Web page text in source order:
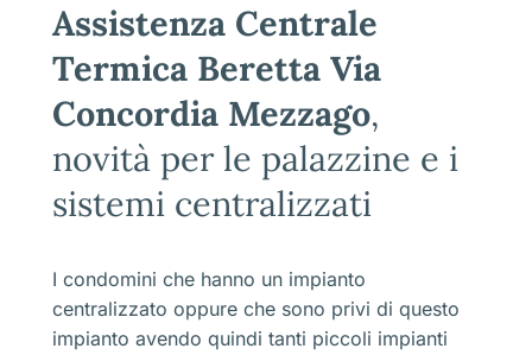
Assistenza Centrale
Termica Beretta Via
Concordia Mezzago,
novità per le palazzine e i
sistemi centralizzati
I condomini che hanno un impianto
centralizzato oppure che sono privi di questo
impianto avendo quindi tanti piccoli impianti